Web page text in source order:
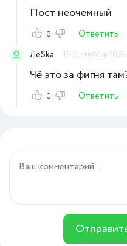
Пост неочемный
0
Ответить
ЛеSka
18 октября
Чё это за фигня
0 Ответить